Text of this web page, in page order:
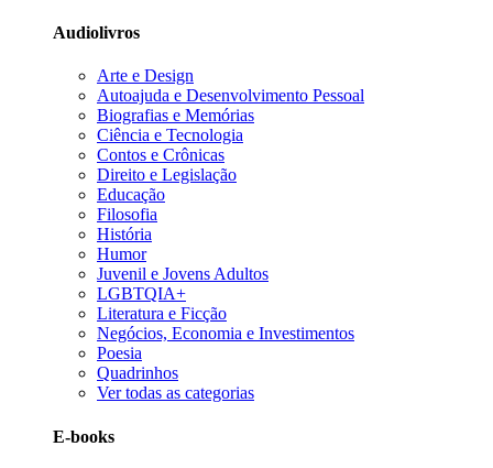
Audiolivros
Arte e Design
Autoajuda e Desenvolvimento Pessoal
Biografias e Memórias
Ciência e Tecnologia
Contos e Crônicas
Direito e Legislação
Educação
Filosofia
História
Humor
Juvenil e Jovens Adultos
LGBTQIA+
Literatura e Ficção
Negócios, Economia e Investimentos
Poesia
Quadrinhos
Ver todas as categorias
E-books